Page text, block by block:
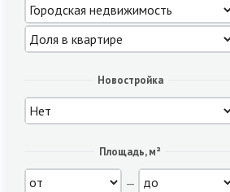
Новостройка
Площадь, м²
—